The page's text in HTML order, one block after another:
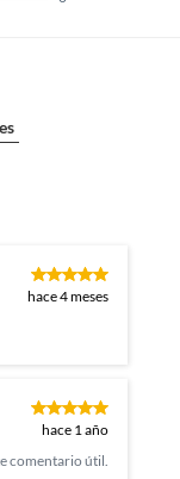
hace 4 meses
hace 1 año
comentario útil.